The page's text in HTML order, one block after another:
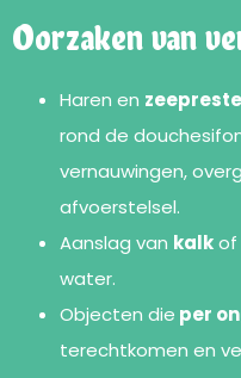
Oorzaken van
Haren en
rond de
vernauwingen,
afvoerstelsel.
Aanslag van kalkof
water.
Objecten die per
terechtkomen en